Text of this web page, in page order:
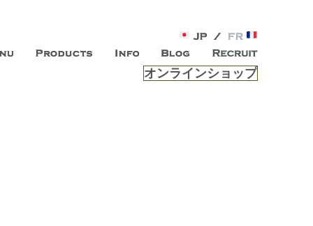
は、 内面から輝く美をトー
ープン。お客様のもつ「自らしい美しさ」を追求し、未来の
を提供する総合エステサロンです。
オンラインショップ